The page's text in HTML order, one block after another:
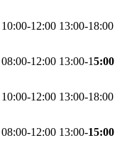
10:00-12:00 13:00-18:00
08:00-12:00 13:00-15:00
10:00-12:00 13:00-18:00
08:00-12:00 13:00-15:00